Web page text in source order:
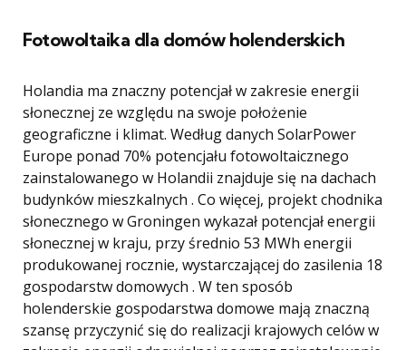
Fotowoltaika dla domów holenderskich
Holandia ma znaczny potencjał w zakresie energii
słonecznej ze względu na swoje położenie
geograficzne i klimat. Według danych SolarPower
Europe ponad 70% potencjału fotowoltaicznego
zainstalowanego w Holandii znajduje się na dachach
budynków mieszkalnych . Co więcej, projekt chodnika
słonecznego w Groningen wykazał potencjał energii
słonecznej w kraju, przy średnio 53 MWh energii
produkowanej rocznie, wystarczającej do zasilenia 18
gospodarstw domowych . W ten sposób
holenderskie gospodarstwa domowe mają znaczną
szansę przyczynić się do realizacji krajowych celów w